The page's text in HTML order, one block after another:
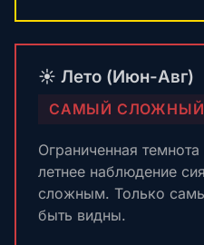
☀️ Лето (Июн-Авг)
САМЫЙ СЛОЖНЫЙ
Ограниченная
летнее наблюдение
сложным. Только
быть видны.